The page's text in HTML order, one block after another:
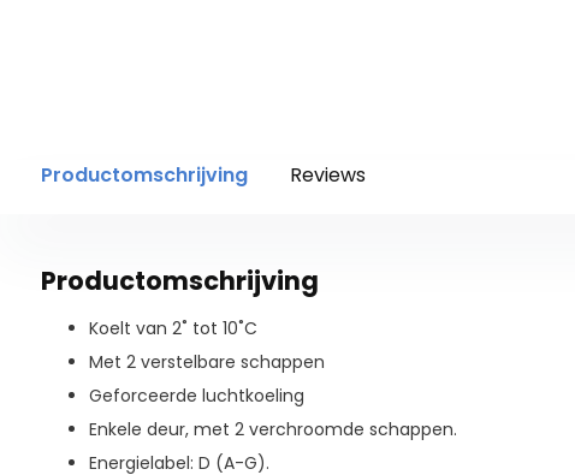
Productomschrijving Reviews
Productomschrijving
Koelt van 2˚ tot 10˚C
Met 2 verstelbare schappen
Geforceerde luchtkoeling
Enkele deur, met 2 verchroomde schappen.
Energielabel: D (A-G).